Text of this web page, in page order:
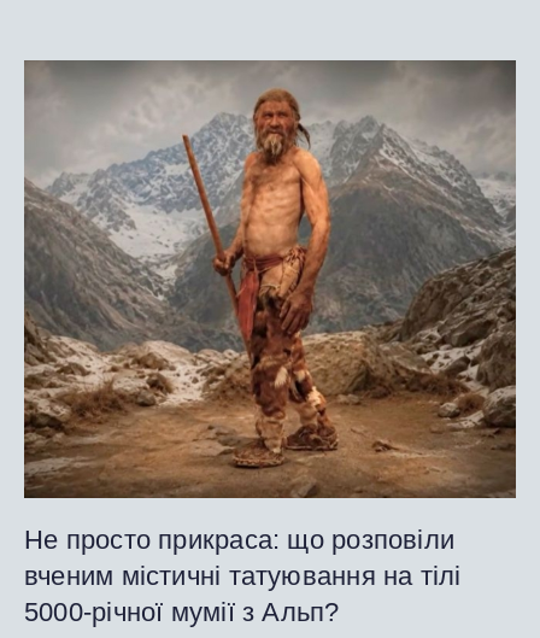
Не просто прикраса: що розповіли
вченим містичні татуювання на тілі
5000-річної мумії з Альп?